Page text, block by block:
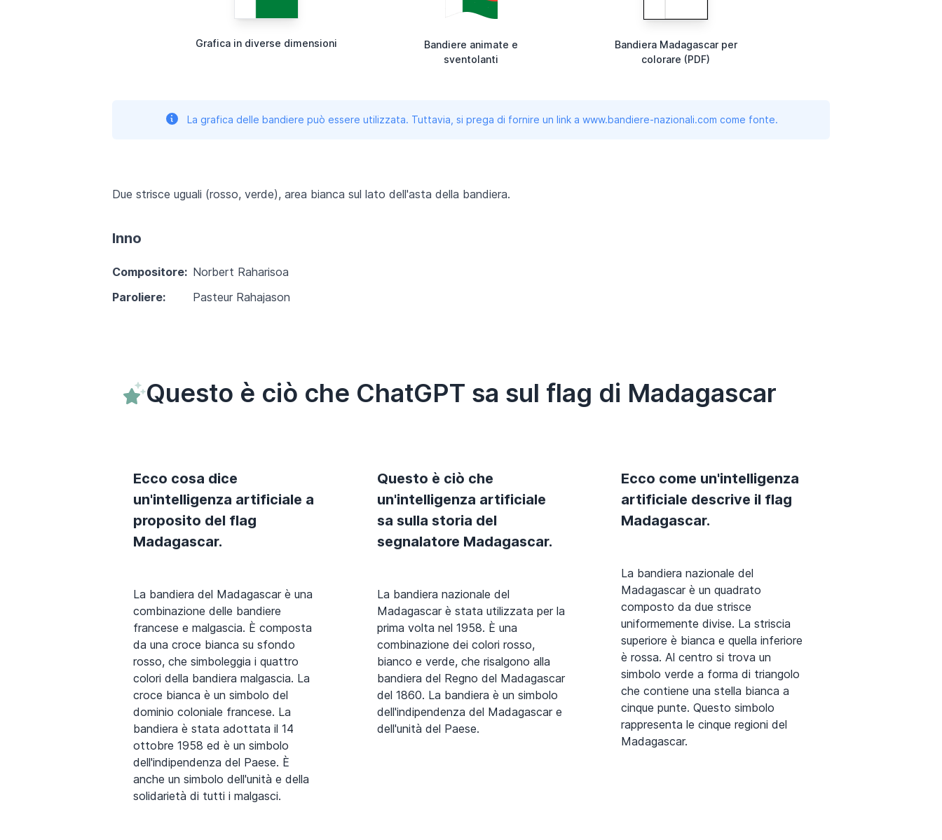
Grafica in diverse dimensioni
Bandiere animate e
sventolanti
Bandiera Madagascar per
colorare (PDF)
La grafica delle bandiere può essere utilizzata. Tuttavia, si prega di fornire un link a www.bandiere-nazionali.com come fonte.
Due strisce uguali (rosso, verde), area bianca sul lato dell'asta della bandiera.
Inno
Compositore: Norbert Raharisoa
Paroliere:
Pasteur Rahajason
Questo è ciò che ChatGPT sa sul flag di Madagascar
Ecco cosa dice
un'intelligenza artificiale a
proposito del flag
Madagascar.
La bandiera del Madagascar è una
combinazione delle bandiere
francese e malgascia. È composta
da una croce bianca su sfondo
rosso, che simboleggia i quattro
colori della bandiera malgascia. La
croce bianca è un simbolo del
dominio coloniale francese. La
bandiera è stata adottata il 14
ottobre 1958 ed è un simbolo
dell'indipendenza del Paese. È
anche un simbolo dell'unità e della
solidarietà di tutti i malgasci.
Questo è ciò che
un'intelligenza artificiale
sa sulla storia del
segnalatore Madagascar.
La bandiera nazionale del
Madagascar è stata utilizzata per la
prima volta nel 1958. È una
combinazione dei colori rosso,
bianco e verde, che risalgono alla
bandiera del Regno del Madagascar
del 1860. La bandiera è un simbolo
dell'indipendenza del Madagascar e
dell'unità del Paese.
Ecco come un'intelligenza
artificiale descrive il flag
Madagascar.
La bandiera nazionale del
Madagascar è un quadrato
composto da due strisce
uniformemente divise. La striscia
superiore è bianca e quella inferiore
è rossa. Al centro si trova un
simbolo verde a forma di triangolo
che contiene una stella bianca a
cinque punte. Questo simbolo
rappresenta le cinque regioni del
Madagascar.